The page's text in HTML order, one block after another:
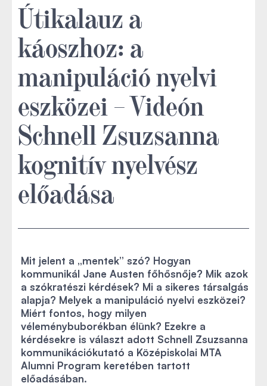
Útikalauz a
káoszhoz: a
manipuláció nyelvi
eszközei – Videón
Schnell Zsuzsanna
kognitív nyelvész
előadása
Mit jelent a „mentek” szó? Hogyan
kommunikál Jane Austen főhősnője? Mik azok
a szókratészi kérdések? Mi a sikeres társalgás
alapja? Melyek a manipuláció nyelvi eszközei?
Miért fontos, hogy milyen
véleménybuborékban élünk? Ezekre a
kérdésekre is választ adott Schnell Zsuzsanna
kommunikációkutató a Középiskolai MTA
Alumni Program keretében tartott
előadásában.